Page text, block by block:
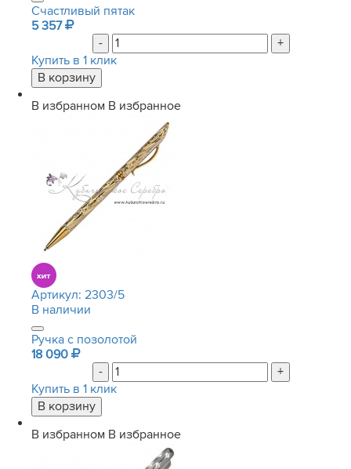
Счастливый пятак
5 357
-
+
Купить в 1 клик
В избранном В избранное
Артикул: 2303/5
В наличии
Ручка с позолотой
18 090
-
+
Купить в 1 клик
В избранном В избранное